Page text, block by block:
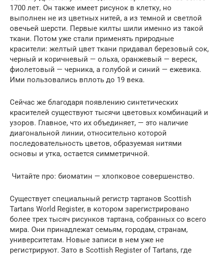
1700 лет. Он также имеет рисунок в клетку, но
выполнен не из цветных нитей, а из темной и светлой
овечьей шерсти. Первые килты шили именно из такой
ткани. Потом уже стали применять природные
красители: желтый цвет ткани придавал березовый сок,
черный и коричневый — ольха, оранжевый — вереск,
фиолетовый — черника, а голубой и синий — ежевика.
Ими пользовались вплоть до 19 века.
Сейчас же благодаря появлению синтетических
красителей существуют тысячи цветовых комбинаций и
узоров. Главное, что их объединяет, — это наличие
диагональной линии, относительно которой
последовательность цветов, образуемая нитями
основы и утка, остается симметричной.
Читайте про: биоматин — хлопковое совершенство.
Существует специальный регистр тартанов Scottish
Tartans World Register, в котором зарегистрировано
более трех тысяч рисунков тартана, собранных со всего
мира. Они принадлежат семьям, городам, странам,
университетам. Новые записи в нем уже не
регистрируют. Зато в Scottish Register of Tartans, где